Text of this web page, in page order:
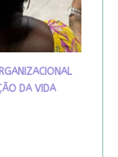
DA VIDA